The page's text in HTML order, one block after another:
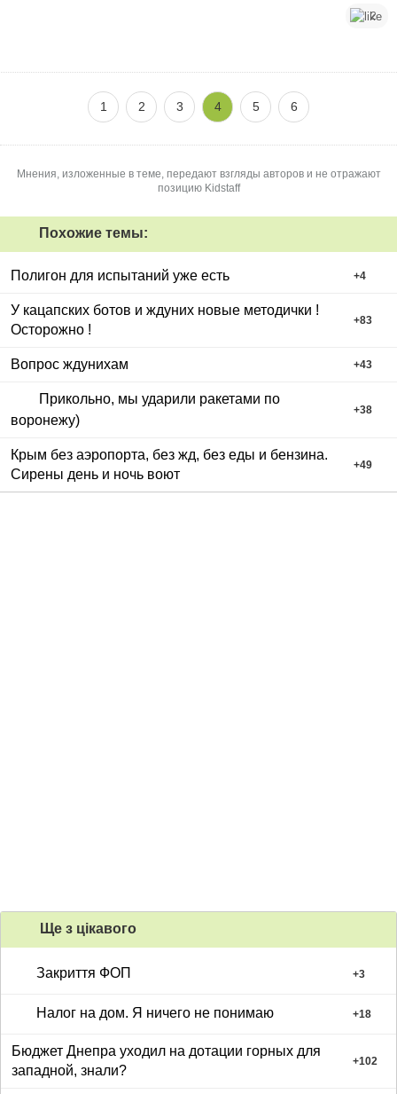
детонації, а потім звук перейшов на схожий на
після початку детонації. Чи була сирена відбою
на пошті, я не знаю, бо мені не чутно її
2
1 2 3 4 5 6
Мнения, изложенные в теме, передают взгляды авторов и не отражают
позицию Kidstaff
Похожие темы:
Полигон для испытаний уже есть +4
У кацапских ботов и ждуних новые методички !
Осторожно !
+83
Вопрос ждунихам +43
Прикольно, мы ударили ракетами по
воронежу)
+38
Крым без аэропорта, без жд, без еды и бензина.
Сирены день и ночь воют
+49
Ще з цiкавого
Закриття ФОП +3
Налог на дом. Я ничего не понимаю +18
Бюджет Днепра уходил на дотации горных для
западной, знали?
+102